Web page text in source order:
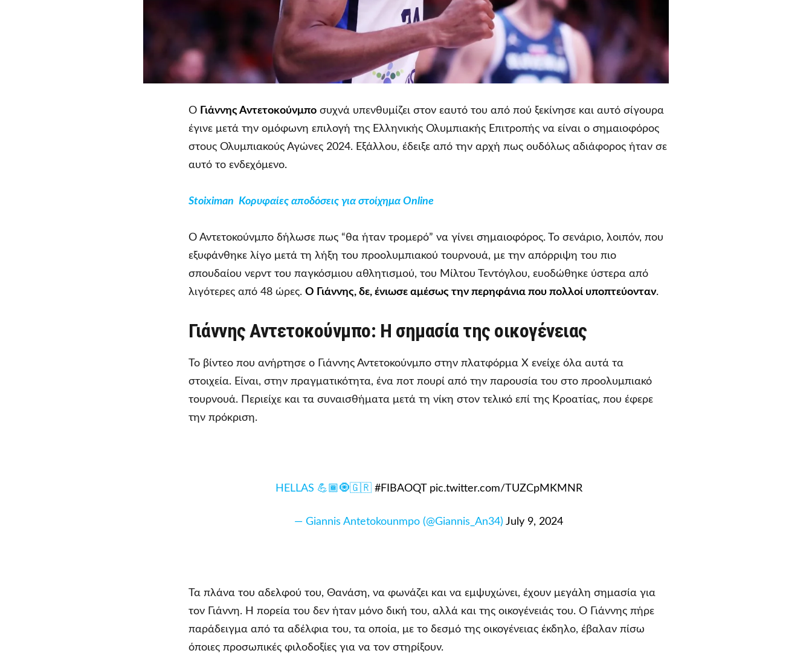
Ο Γιάννης Αντετοκούνμπο συχνά υπενθυμίζει στον εαυτό του από πού ξεκίνησε και αυτό σίγουρα
έγινε μετά την ομόφωνη επιλογή της Ελληνικής Ολυμπιακής Επιτροπής να είναι ο σημαιοφόρος
στους Ολυμπιακούς Αγώνες 2024. Εξάλλου, έδειξε από την αρχή πως ουδόλως αδιάφορος ήταν σε
αυτό το ενδεχόμενο.
Stoiximan Κορυφαίες αποδόσεις για στοίχημα Online
Ο Αντετοκούνμπο δήλωσε πως “θα ήταν τρομερό” να γίνει σημαιοφόρος. Το σενάριο, λοιπόν, που
εξυφάνθηκε λίγο μετά τη λήξη του προολυμπιακού τουρνουά, με την απόρριψη του πιο
σπουδαίου νερντ του παγκόσμιου αθλητισμού, του Μίλτου Τεντόγλου, ευοδώθηκε ύστερα από
λιγότερες από 48 ώρες. Ο Γιάννης, δε, ένιωσε αμέσως την περηφάνια που πολλοί υποπτεύονταν.
Γιάννης Αντετοκούνμπο: Η σημασία της οικογένειας
Το βίντεο που ανήρτησε ο Γιάννης Αντετοκούνμπο στην πλατφόρμα X ενείχε όλα αυτά τα
στοιχεία. Είναι, στην πραγματικότητα, ένα ποτ πουρί από την παρουσία του στο προολυμπιακό
τουρνουά. Περιείχε και τα συναισθήματα μετά τη νίκη στον τελικό επί της Κροατίας, που έφερε
την πρόκριση.
HELLAS 💪🏾🧿🇬🇷 #FIBAOQT pic.twitter.com/TUZCpMKMNR
— Giannis Antetokounmpo (@Giannis_An34) July 9, 2024
Τα πλάνα του αδελφού του, Θανάση, να φωνάζει και να εμψυχώνει, έχουν μεγάλη σημασία για
τον Γιάννη. Η πορεία του δεν ήταν μόνο δική του, αλλά και της οικογένειάς του. Ο Γιάννης πήρε
παράδειγμα από τα αδέλφια του, τα οποία, με το δεσμό της οικογένειας έκδηλο, έβαλαν πίσω
όποιες προσωπικές φιλοδοξίες για να τον στηρίξουν.